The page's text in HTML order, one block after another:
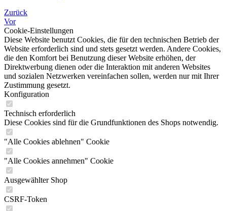
Zurück
Vor
Cookie-Einstellungen
Diese Website benutzt Cookies, die für den technischen Betrieb der
Website erforderlich sind und stets gesetzt werden. Andere Cookies,
die den Komfort bei Benutzung dieser Website erhöhen, der
Direktwerbung dienen oder die Interaktion mit anderen Websites
und sozialen Netzwerken vereinfachen sollen, werden nur mit Ihrer
Zustimmung gesetzt.
Konfiguration
Technisch erforderlich
Diese Cookies sind für die Grundfunktionen des Shops notwendig.
"Alle Cookies ablehnen" Cookie
"Alle Cookies annehmen" Cookie
Ausgewählter Shop
CSRF-Token